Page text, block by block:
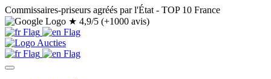
Commissaires-priseurs agréés par l'État - TOP 10 France
★ 4,9/5 (+1000 avis)